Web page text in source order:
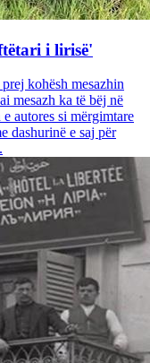
i lirisë'
kohësh mesazhin
mesazh ka të bëj në
autores si mërgimtare
dashurinë e saj për